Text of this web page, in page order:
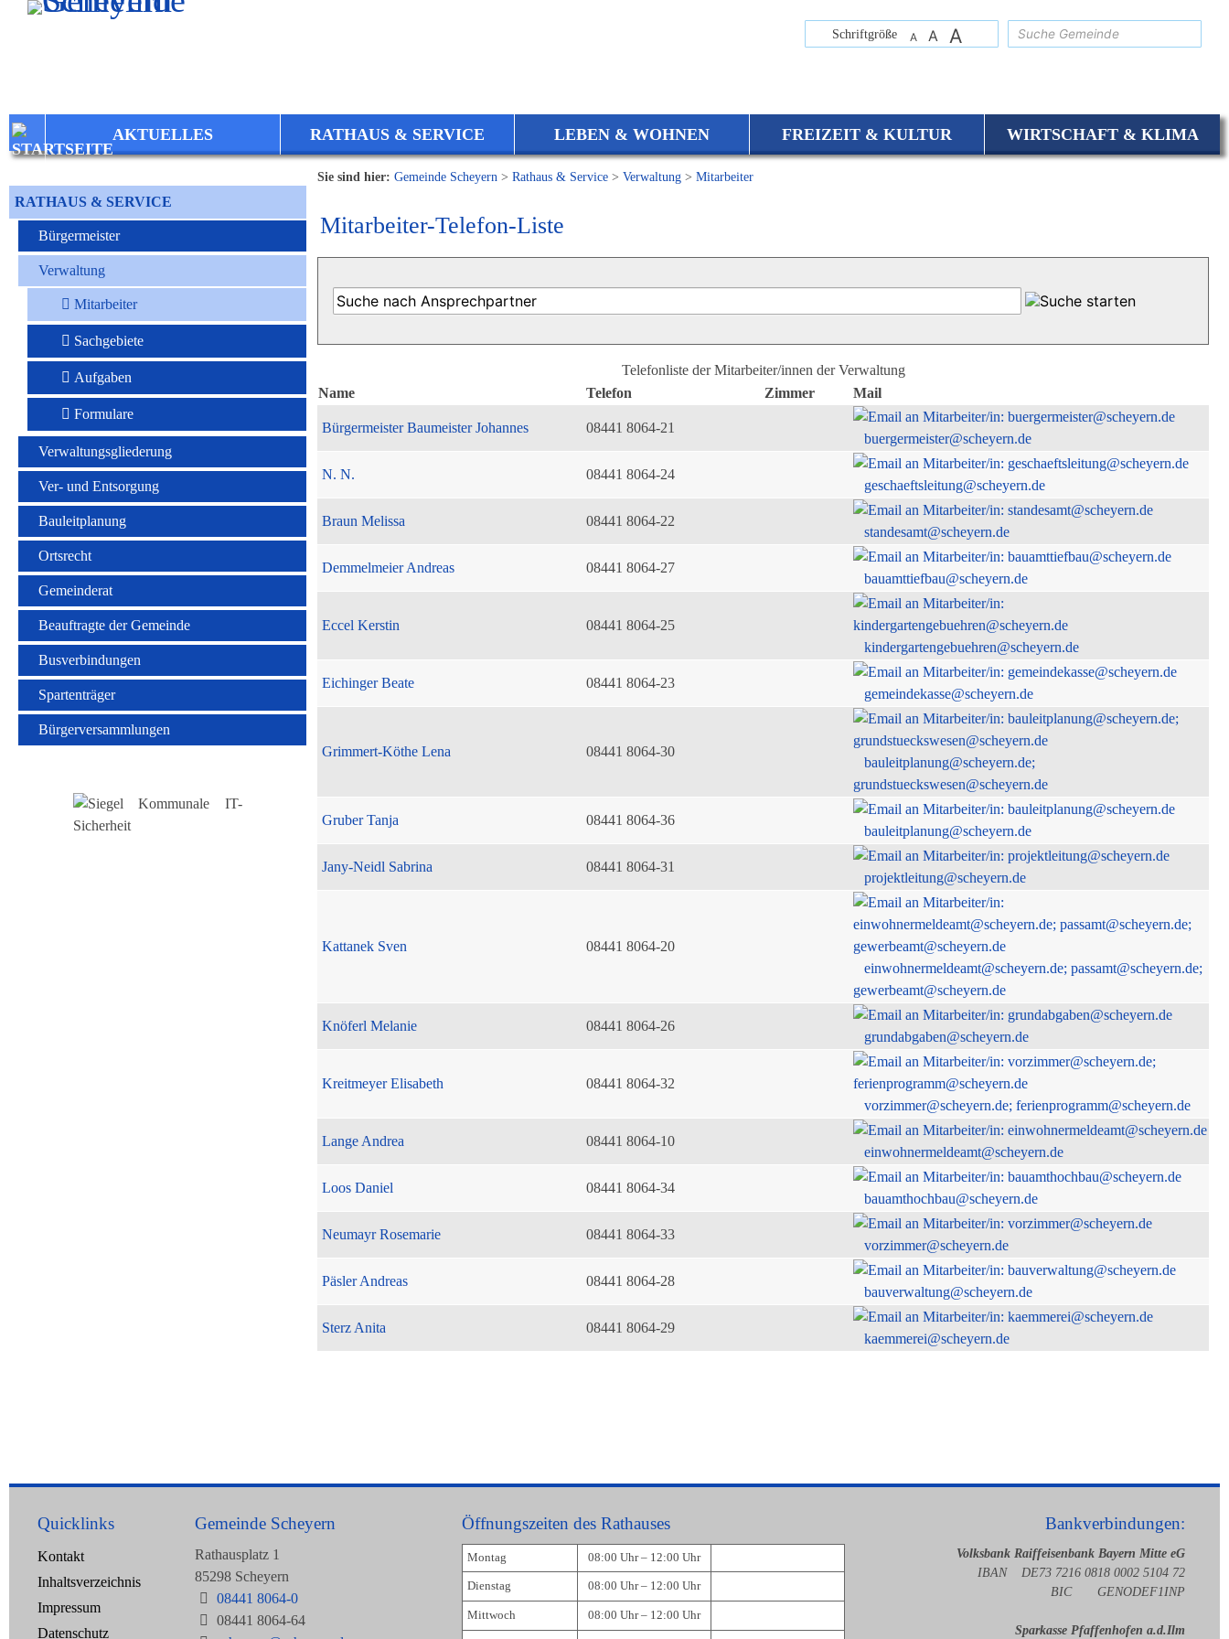
Zum Inhalt,zur Navigationoder
Schriftgröße A A A
AKTUELLES RATHAUS & SERVICE LEBEN & WOHNEN FREIZEIT & KULTUR WIRTSCHAFT & KLIMA
RATHAUS & SERVICE
Bürgermeister
Verwaltung
Mitarbeiter
Sachgebiete
Aufgaben
Formulare
Verwaltungsgliederung
Ver- und Entsorgung
Bauleitplanung
Ortsrecht
Gemeinderat
Beauftragte der Gemeinde
Busverbindungen
Spartenträger
Bürgerversammlungen
Sie sind hier: Gemeinde Scheyern > Rathaus & Service > Verwaltung > Mitarbeiter
Mitarbeiter-Telefon-Liste
Telefonliste der Mitarbeiter/innen der Verwaltung
Name
Telefon Zimmer Mail
Bürgermeister Baumeister Johannes 08441 8064-21
buergermeister@scheyern.de
N. N. 08441 8064-24
geschaeftsleitung@scheyern.de
Braun Melissa 08441 8064-22
standesamt@scheyern.de
Demmelmeier Andreas 08441 8064-27
bauamttiefbau@scheyern.de
Eccel Kerstin
08441 8064-25
kindergartengebuehren@scheyern.de
Eichinger Beate 08441 8064-23
gemeindekasse@scheyern.de
Grimmert-Köthe Lena 08441 8064-30
bauleitplanung@scheyern.de;
grundstueckswesen@scheyern.de
Gruber Tanja 08441 8064-36
bauleitplanung@scheyern.de
Jany-Neidl Sabrina 08441 8064-31
projektleitung@scheyern.de
Kattanek Sven
08441 8064-20
einwohnermeldeamt@scheyern.de; passamt@scheyern.de;
gewerbeamt@scheyern.de
Knöferl Melanie 08441 8064-26
grundabgaben@scheyern.de
Kreitmeyer Elisabeth
08441 8064-32
vorzimmer@scheyern.de; ferienprogramm@scheyern.de
Lange Andrea 08441 8064-10
einwohnermeldeamt@scheyern.de
Loos Daniel 08441 8064-34
bauamthochbau@scheyern.de
Neumayr Rosemarie 08441 8064-33
vorzimmer@scheyern.de
Päsler Andreas 08441 8064-28
bauverwaltung@scheyern.de
Sterz Anita 08441 8064-29
kaemmerei@scheyern.de
Quicklinks
Kontakt
Inhaltsverzeichnis
Impressum
Datenschutz
Gemeinde Scheyern
Rathausplatz 1
85298 Scheyern
08441 8064-0
08441 8064-64
Öffnungszeiten des Rathauses
Montag 08:00 Uhr – 12:00 Uhr
Dienstag 08:00 Uhr – 12:00 Uhr
Mittwoch 08:00 Uhr – 12:00 Uhr
Bankverbindungen:
Volksbank Raiffeisenbank Bayern Mitte eG
IBAN DE73 7216 0818 0002 5104 72
BIC GENODEF1INP
Sparkasse Pfaffenhofen a.d.Ilm